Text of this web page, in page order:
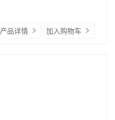
产品详情 加入购物车